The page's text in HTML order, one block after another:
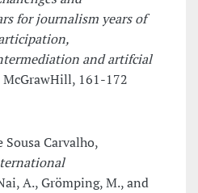
for journalism years of
and artifcial
161-172
Sousa Carvalho,
A., Grömping, M., and